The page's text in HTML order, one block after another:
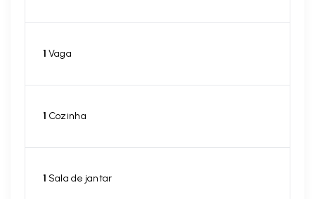
1 Vaga
1 Cozinha
1 Sala de jantar